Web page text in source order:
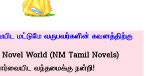
மட்டுமே வருபவர்களின் கவனத்திற்கு
World (NM Tamil Novels)
வந்தமைக்கு நன்றி!